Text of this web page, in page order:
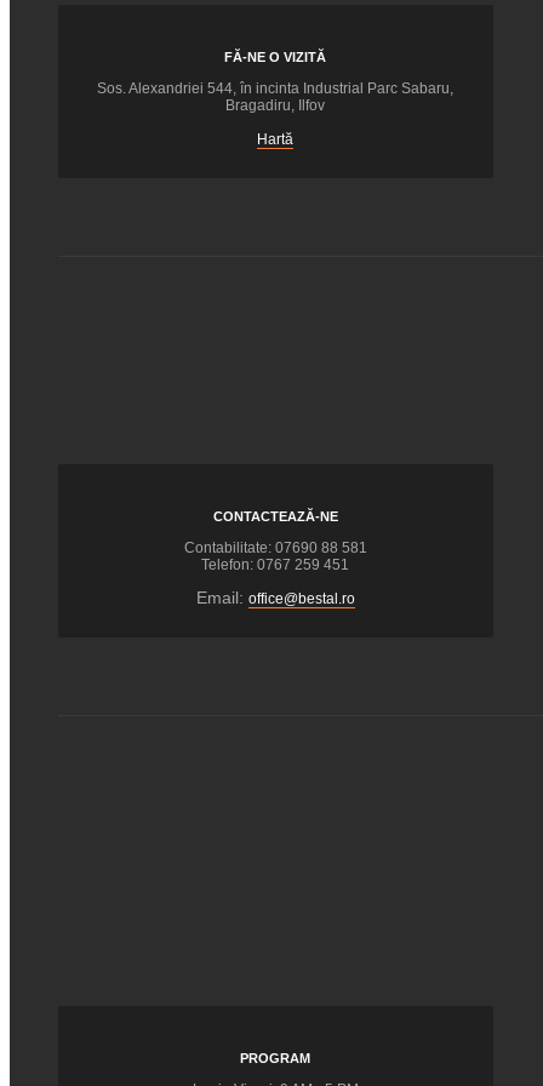
FĂ-NE O VIZITĂ
Sos. Alexandriei 544, în incinta Industrial Parc Sabaru,
Bragadiru, Ilfov
Hartă
CONTACTEAZĂ-NE
Contabilitate: 07690 88 581
Telefon: 0767 259 451
Email: office@bestal.ro
PROGRAM